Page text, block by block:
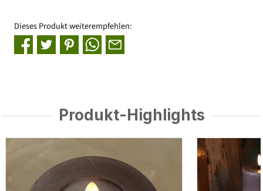
Dieses Produkt weiterempfehlen:
Produkt-Highlights